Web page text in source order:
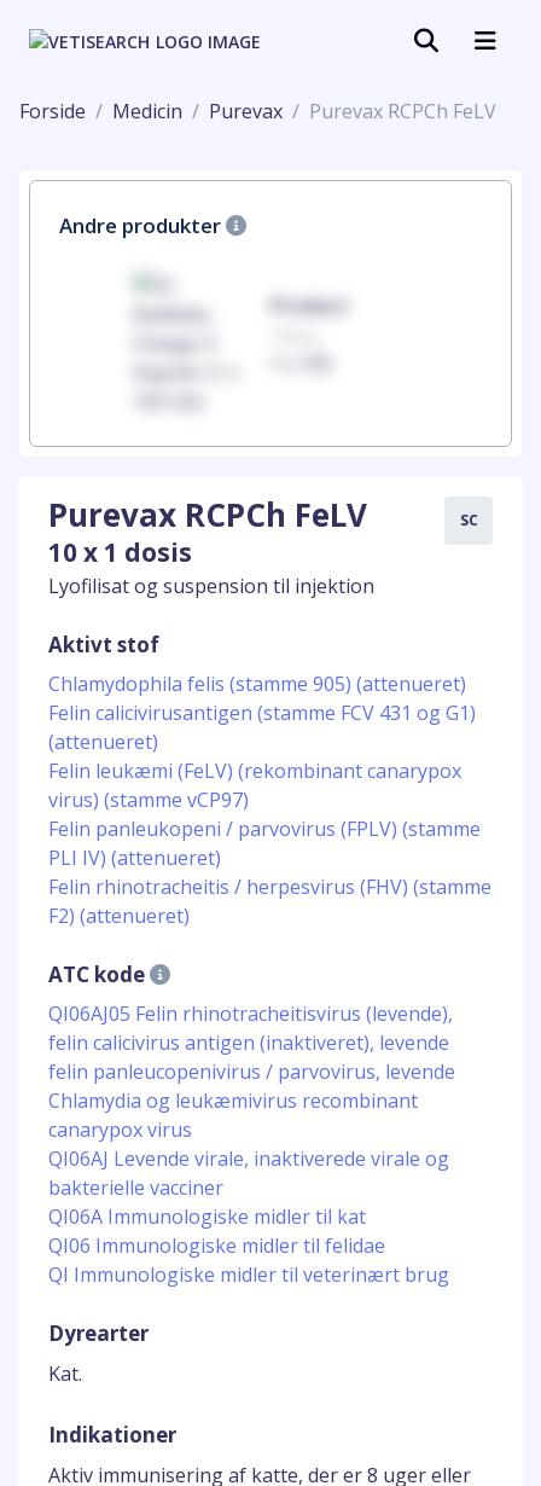
Forside Medicin Purevax Purevax RCPCh FeLV
Andre produkter
Product
Purevax RCPCh FeLV
10 x 1 dosis
Lyofilisat og suspension til injektion
SC
Aktivt stof
Chlamydophila felis (stamme 905) (attenueret)
Felin calicivirusantigen (stamme FCV 431 og G1)
(attenueret)
Felin leukæmi (FeLV) (rekombinant canarypox
virus) (stamme vCP97)
Felin panleukopeni / parvovirus (FPLV) (stamme
PLI IV) (attenueret)
Felin rhinotracheitis / herpesvirus (FHV) (stamme
F2) (attenueret)
ATC kode
QI06AJ05 Felin rhinotracheitisvirus (levende),
felin calicivirus antigen (inaktiveret), levende
felin panleucopenivirus / parvovirus, levende
Chlamydia og leukæmivirus recombinant
canarypox virus
QI06AJ Levende virale, inaktiverede virale og
bakterielle vacciner
QI06A Immunologiske midler til kat
QI06 Immunologiske midler til felidae
QI Immunologiske midler til veterinært brug
Dyrearter
Kat.
Indikationer
Aktiv immunisering af katte, der er 8 uger eller